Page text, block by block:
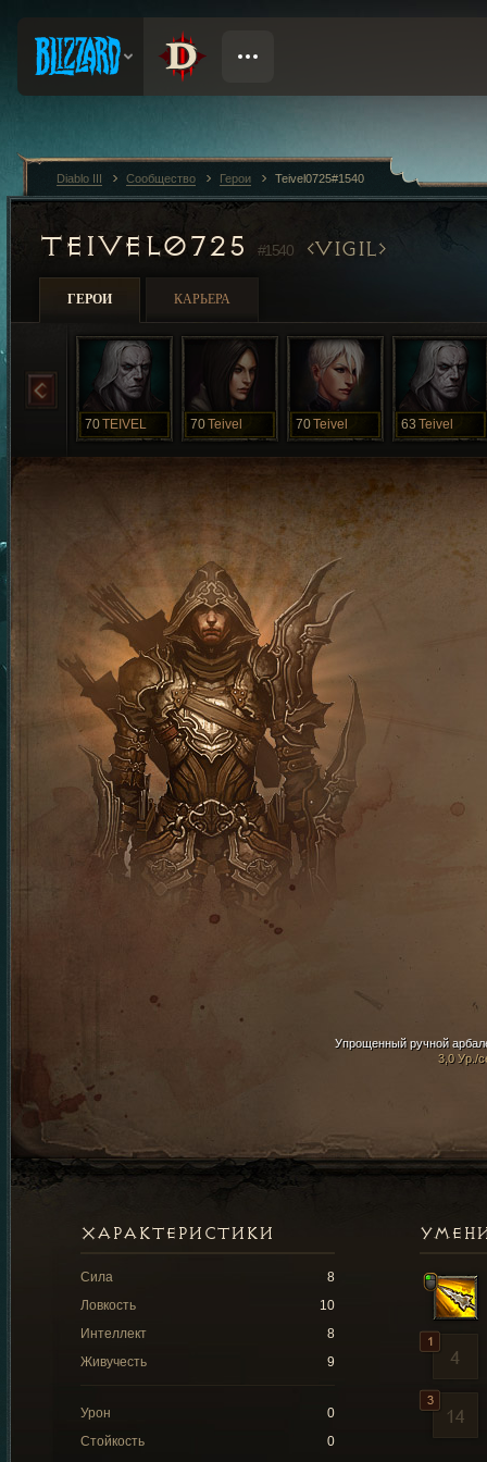
TEIVEL0725 #1540 VIGIL
ГЕРОИ КАРЬЕРА
70TEIVEL 70Teivel 70Teivel 63 Teivel
Упрощенный ручной
3,0 Ур./
ХАРАКТЕРИСТИКИ
Сила
8
Ловкость
10
Интеллект
8
Живучесть
9
Урон
0
Стойкость
0
Diablo III Сообщество Герои Teivel0725#1540